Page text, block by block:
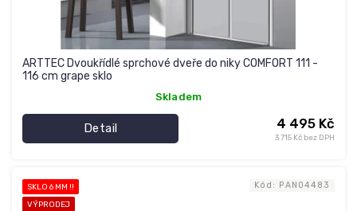
ARTTEC Dvoukřídlé sprchové dveře do niky COMFORT 111 -
116 cm grape sklo
Skladem
3 715 Kč bez DPH
4 495 Kč
Detail
SKLO 6 MM !!
VÝPRODEJ
Kód: PAN04483